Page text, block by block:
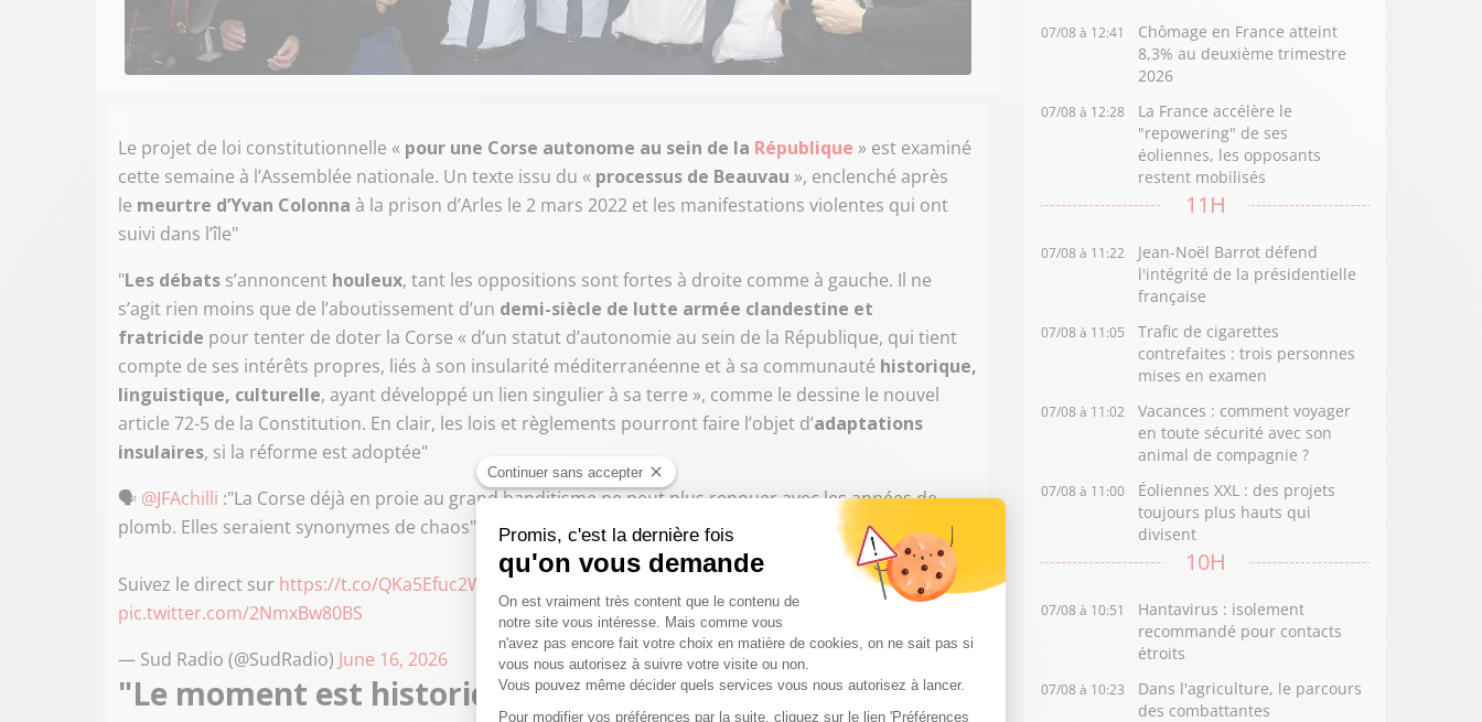
Le projet de loi constitutionnelle « pour une Corse autonome au sein de la République » est examiné
cette semaine à l’Assemblée nationale. Un texte issu du « processus de Beauvau », enclenché après
le meurtre d’Yvan Colonna à la prison d’Arles le 2 mars 2022 et les manifestations violentes qui ont
suivi dans l’île"
"Les débats s’annoncent houleux, tant les oppositions sont fortes à droite comme à gauche. Il ne
s’agit rien moins que de l’aboutissement d’un demi-siècle de lutte armée clandestine et
fratricide pour tenter de doter la Corse « d’un statut d’autonomie au sein de la République, qui tient
compte de ses intérêts propres, liés à son insularité méditerranéenne et à sa communauté historique,
linguistique, culturelle, ayant développé un lien singulier à sa terre », comme le dessine le nouvel
article 72-5 de la Constitution. En clair, les lois et règlements pourront faire l’objet d’adaptations
insulaires, si la réforme est adoptée"
🗣️ @JFAchilli :"La Corse déjà en proie au grand banditisme ne peut plus renouer avec les années de
plomb. Elles seraient synonymes de chaos"
#LaVéritéEnFace
Suivez le direct sur https://t.co/QKa5Efuc2W
et réagissez au 0 826 300 300
pic.twitter.com/2NmxBw80BS
— Sud Radio (@SudRadio) June 16, 2026
"Le moment est historique"
07/08 à 12:41
Chômage en France atteint
8,3% au deuxième trimestre
2026
07/08 à 12:28
La France accélère le
"repowering" de ses
éoliennes, les opposants
restent mobilisés
11H
07/08 à 11:22
Jean-Noël Barrot défend
l'intégrité de la présidentielle
française
07/08 à 11:05
Trafic de cigarettes
contrefaites : trois personnes
mises en examen
07/08 à 11:02
Vacances : comment voyager
en toute sécurité avec son
animal de compagnie ?
07/08 à 11:00
Éoliennes XXL : des projets
toujours plus hauts qui
divisent
10H
07/08 à 10:51
Hantavirus : isolement
recommandé pour contacts
étroits
07/08 à 10:23
Dans l'agriculture, le parcours
des combattantes